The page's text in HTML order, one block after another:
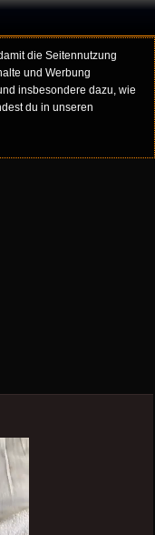
die Seitennutzung
und Werbung
insbesondere dazu, wie
du in unseren